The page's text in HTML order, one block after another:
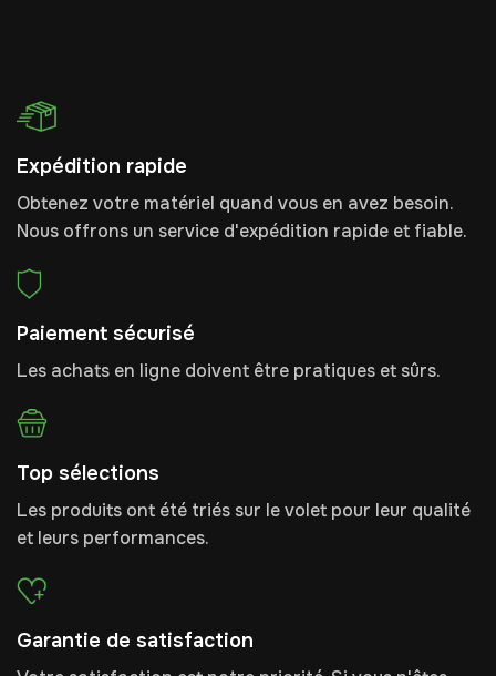
Expédition rapide
Obtenez votre matériel quand vous en avez besoin.
Nous offrons un service d'expédition rapide et fiable.
Paiement sécurisé
Les achats en ligne doivent être pratiques et sûrs.
Top sélections
Les produits ont été triés sur le volet pour leur qualité
et leurs performances.
Garantie de satisfaction